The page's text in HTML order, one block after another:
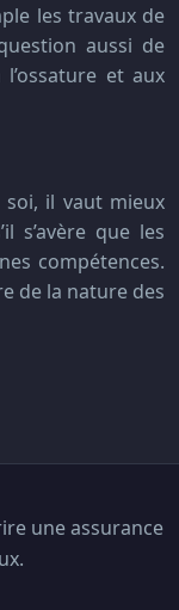
les travaux de
aussi de
et aux
il vaut mieux
s’avère que les
compétences.
de la nature des
une assurance